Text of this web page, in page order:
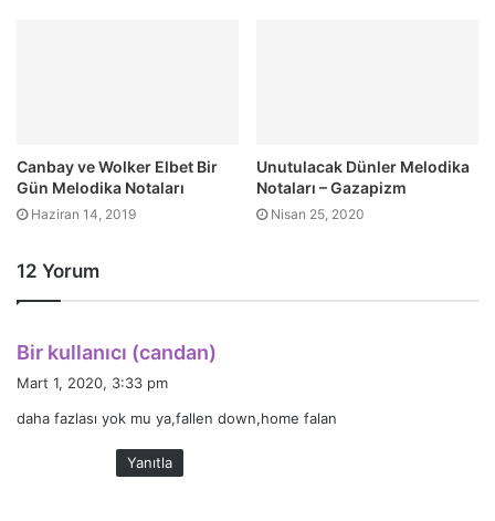
Canbay ve Wolker Elbet Bir
Gün Melodika Notaları
Haziran 14, 2019
Unutulacak Dünler Melodika
Notaları – Gazapizm
Nisan 25, 2020
12 Yorum
Bir kullanıcı (candan)
i
Mart 1, 2020, 3:33 pm
daha fazlası yok mu ya,fallen down,home falan
Yanıtla